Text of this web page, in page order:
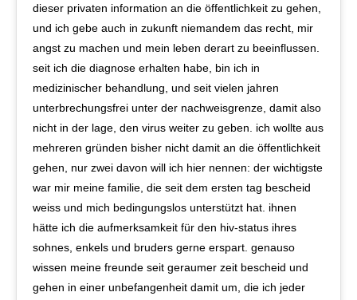
dieser privaten information an die öffentlichkeit zu gehen,
und ich gebe auch in zukunft niemandem das recht, mir
angst zu machen und mein leben derart zu beeinflussen.
seit ich die diagnose erhalten habe, bin ich in
medizinischer behandlung, und seit vielen jahren
unterbrechungsfrei unter der nachweisgrenze, damit also
nicht in der lage, den virus weiter zu geben. ich wollte aus
mehreren gründen bisher nicht damit an die öffentlichkeit
gehen, nur zwei davon will ich hier nennen: der wichtigste
war mir meine familie, die seit dem ersten tag bescheid
weiss und mich bedingungslos unterstützt hat. ihnen
hätte ich die aufmerksamkeit für den hiv-status ihres
sohnes, enkels und bruders gerne erspart. genauso
wissen meine freunde seit geraumer zeit bescheid und
gehen in einer unbefangenheit damit um, die ich jeder